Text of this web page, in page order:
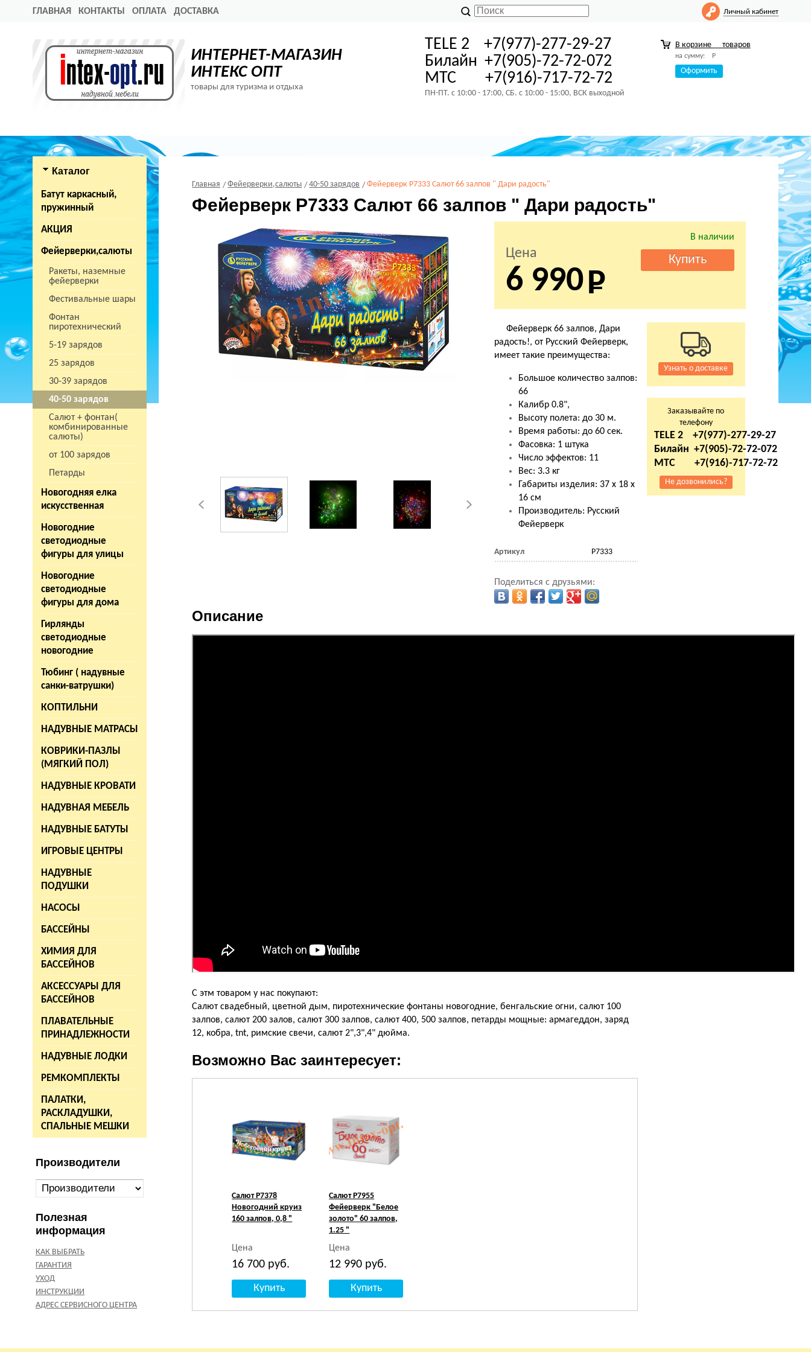
ГЛАВНАЯ КОНТАКТЫ ОПЛАТА ДОСТАВКА Личный кабинет
ИНТЕРНЕТ-МАГАЗИН
ИНТЕКС ОПТ
товары для туризма и отдыха
TELE 2 +7(977)-277-29-27
Билайн +7(905)-72-72-072
МТС +7(916)-717-72-72
ПН-ПТ. с 10:00 - 17:00, СБ. с 10:00 - 15:00, ВСК выходной
В корзине товаров
на сумму: Р
Оформить
Каталог
Батут каркасный,
пружинный
АКЦИЯ
Фейерверки,салюты
Ракеты, наземные
фейерверки
Фестивальные шары
Фонтан
пиротехнический
5-19 зарядов
25 зарядов
30-39 зарядов
40-50 зарядов
Салют + фонтан(
комбинированные
салюты)
от 100 зарядов
Петарды
Новогодняя елка
искусственная
Новогодние
светодиодные
фигуры для улицы
Новогодние
светодиодные
фигуры для дома
Гирлянды
светодиодные
новогодние
Тюбинг ( надувные
санки-ватрушки)
КОПТИЛЬНИ
НАДУВНЫЕ МАТРАСЫ
КОВРИКИ-ПАЗЛЫ
(МЯГКИЙ ПОЛ)
НАДУВНЫЕ КРОВАТИ
НАДУВНАЯ МЕБЕЛЬ
НАДУВНЫЕ БАТУТЫ
ИГРОВЫЕ ЦЕНТРЫ
НАДУВНЫЕ
ПОДУШКИ
НАСОСЫ
БАССЕЙНЫ
ХИМИЯ ДЛЯ
БАССЕЙНОВ
АКСЕССУАРЫ ДЛЯ
БАССЕЙНОВ
ПЛАВАТЕЛЬНЫЕ
ПРИНАДЛЕЖНОСТИ
НАДУВНЫЕ ЛОДКИ
РЕМКОМПЛЕКТЫ
ПАЛАТКИ,
РАСКЛАДУШКИ,
СПАЛЬНЫЕ МЕШКИ
Производители
Полезная
информация
КАК ВЫБРАТЬ
ГАРАНТИЯ
УХОД
ИНСТРУКЦИИ
АДРЕС СЕРВИСНОГО ЦЕНТРА
Главная Фейерверки,салюты 40-50 зарядов Фейерверк Р7333 Салют 66 залпов " Дари радость"
Фейерверк Р7333 Салют 66 залпов " Дари радость"
В наличии
Цена
6 990
Фейерверк 66 залпов, Дари
радость!, от Русский Фейерверк,
имеет такие преимущества:
Большое количество залпов:
66
Калибр 0.8",
Высоту полета: до 30 м.
Время работы: до 60 сек.
Фасовка: 1 штука
Число эффектов: 11
Вес: 3.3 кг
Габариты изделия: 37 х 18 х
16 см
Производитель: Русский
Фейерверк
Артикул Р7333
Поделиться с друзьями:
Описание
С этм товаром у нас покупают:
Салют свадебный, цветной дым, пиротехнические фонтаны новогодние, бенгальские огни, салют 100
залпов, салют 200 залов, салют 300 залпов, салют 400, 500 залпов, петарды мощные: армагеддон, заряд
12, кобра, tnt, римские свечи, салют 2",3",4" дюйма.
Возможно Вас заинтересует:
Салют Р7378
Новогодний круиз
160 залпов, 0,8 "
Цена
16 700 руб.
Салют Р7955
Фейерверк "Белое
золото" 60 залпов,
1.25 "
Цена
12 990 руб.
Узнать о доставке
Заказывайте по
телефону
TELE 2 +7(977)-277-29-27
Билайн +7(905)-72-72-072
МТС +7(916)-717-72-72
Не дозвонились?